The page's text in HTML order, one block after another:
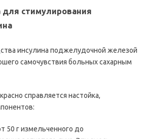
для стимулирования
инсулина поджелудочной железой
самочувствия больных сахарным
справляется настойка,
50 г измельченного до